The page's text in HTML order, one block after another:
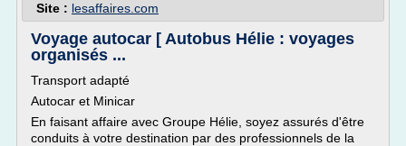
Site : lesaffaires.com
Voyage autocar [ Autobus Hélie : voyages
organisés ...
Transport adapté
Autocar et Minicar
En faisant affaire avec Groupe Hélie, soyez assurés d'être
conduits à votre destination par des professionnels de la